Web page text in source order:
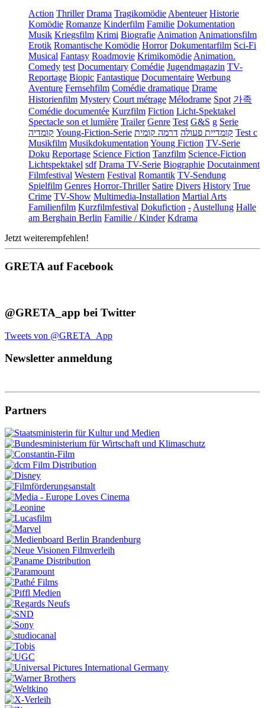
Action Thriller Drama Tragikomödie Abenteuer Historie
Komödie Romanze Kinderfilm Familie Dokumentation
Musik Kriegsfilm Krimi Biografie Animation Animationsfilm
Erotik Romantische Komödie Horror Dokumentarfilm Sci-Fi
Musical Fantasy Roadmovie Krimikomödie Animation.
Comedy test Documentary Comédie Jugendmagazin TV-
Reportage Biopic Fantastique Documentaire Werbung
Aventure Fernsehfilm Comédie dramatique Drame
Historienfilm Mystery Court métrage Mélodrame Spot 가족
Comédie documentée Kurzfilm Fiction Licht-Spektakel
Spectacle son et lumière Trailer Genre Test G&S g Serie
קומדיה Young-Fiction-Serie קומדיית פעולה דרמה קומית
Test c
Musikfilm Musikdokumentation Young Fiction TV-Serie
Doku Reportage Science Fiction Tanzfilm Science-Fiction
Lichtspektakel sdf Drama TV-Serie Biographie Docutainment
Filmfestival Western Festival Romantik TV-Sendung
Spielfilm Genres Horror-Thriller Satire Divers History True
Crime TV-Show Multimedia-Installation Martial Arts
Familienfilm Kurzfilmfestival Dokufiction - Austellung Halle
am Berghain Berlin Familie / Kinder Kdrama
Jetzt weiterempfehlen!
GRETA auf Facebook
@GRETA_app bei Twitter
Tweets von @GRETA_App
Newsletter anmeldung
Partners